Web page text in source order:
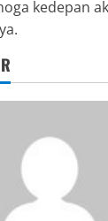
kedepan